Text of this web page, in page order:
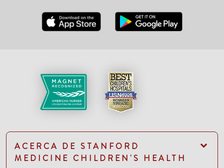
ACERCA DE STANFORD
MEDICINE CHILDREN'S HEALTH